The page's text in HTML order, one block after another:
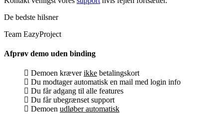
De bedste hilsner
Team EazyProject
Afprøv demo uden binding
Demoen kræverikke betalingskort
Du modtager automatisk en mail med login info
Du får adgang til alle features
Du får ubegrænset support
Demoen udløber automatisk